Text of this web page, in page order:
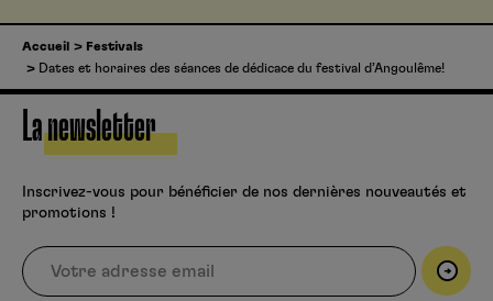
Accueil
Festivals
Dates et horaires des séances de dédicace du festival d’Angoulême!
La newsletter
Inscrivez-vous pour bénéficier de nos dernières nouveautés et
promotions !